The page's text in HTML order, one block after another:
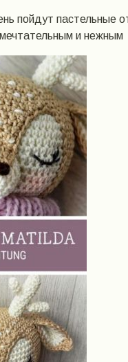
пойдут пастельные
и нежным